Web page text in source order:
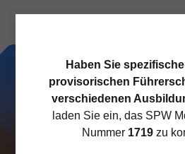
beim
Haben Sie
provisorischen
verschiedenen
laden Sie ein, das SPW
Nummer 1719 zu